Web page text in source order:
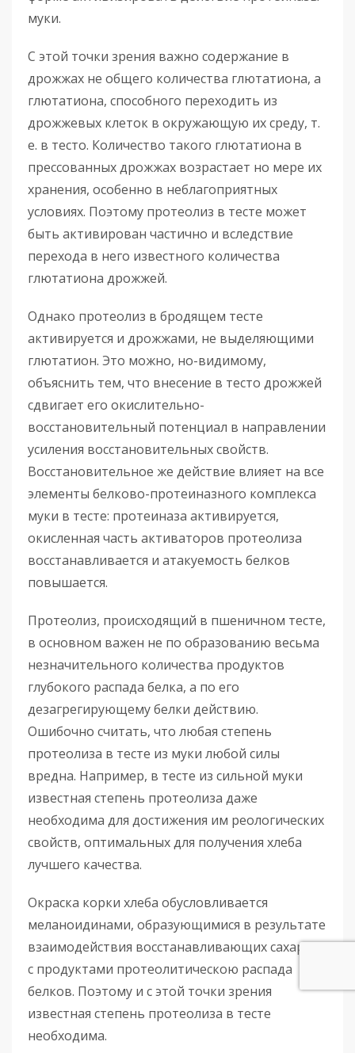
муки.
С этой точки зрения важно содержание в
дрожжах не общего количества глютатиона, а
глютатиона, способного переходить из
дрожжевых клеток в окружающую их среду, т.
е. в тесто. Количество такого глютатиона в
прессованных дрожжах возрастает но мере их
хранения, особенно в неблагоприятных
условиях. Поэтому протеолиз в тесте может
быть активирован частично и вследствие
перехода в него известного количества
глютатиона дрожжей.
Однако протеолиз в бродящем тесте
активируется и дрожжами, не выделяющими
глютатион. Это можно, но-видимому,
объяснить тем, что внесение в тесто дрожжей
сдвигает его окислительно-
восстановительный потенциал в направлении
усиления восстановительных свойств.
Восстановительное же действие влияет на все
элементы белково-протеиназного комплекса
муки в тесте: протеиназа активируется,
окисленная часть активаторов протеолиза
восстанавливается и атакуемость белков
повышается.
Протеолиз, происходящий в пшеничном тесте,
в основном важен не по образованию весьма
незначительного количества продуктов
глубокого распада белка, а по его
дезагрегирующему белки действию.
Ошибочно считать, что любая степень
протеолиза в тесте из муки любой силы
вредна. Например, в тесте из сильной муки
известная степень протеолиза даже
необходима для достижения им реологических
свойств, оптимальных для получения хлеба
лучшего качества.
Окраска корки хлеба обусловливается
меланоидинами, образующимися в результате
взаимодействия восстанавливающих сахаров
с продуктами протеолитическою распада
белков. Поэтому и с этой точки зрения
известная степень протеолиза в тесте
необходима.